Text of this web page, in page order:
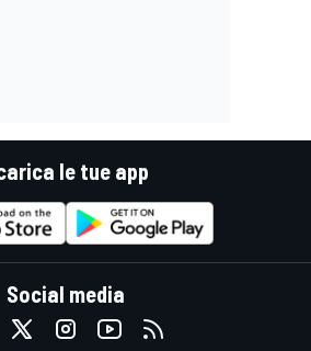
le tue app
Social media